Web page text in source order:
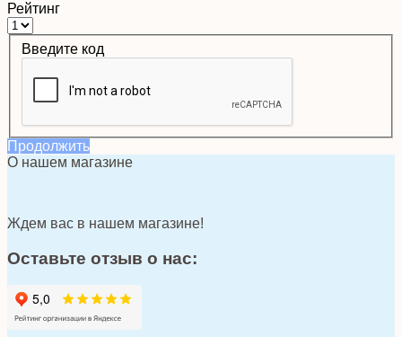
Рейтинг
Введите код
Продолжить
О нашем магазине
Ждем вас в нашем магазине!
Оставьте отзыв о нас: